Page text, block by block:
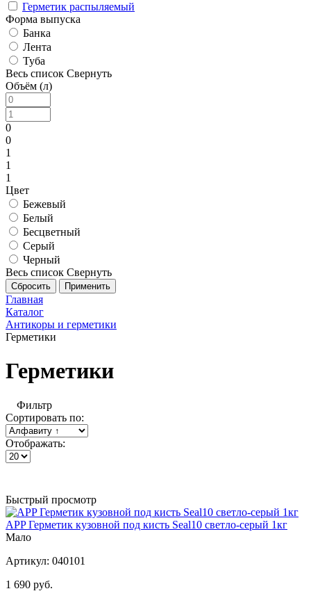
Герметик распыляемый
Форма выпуска
Банка
Лента
Туба
Весь список Свернуть
Объём (л)
0
0
1
1
1
Цвет
Бежевый
Белый
Бесцветный
Серый
Черный
Весь список Свернуть
Главная
Каталог
Антикоры и герметики
Герметики
Герметики
Фильтр
Сортировать по:
Отображать:
Быстрый просмотр
APP Герметик кузовной под кисть Seal10 светло-серый 1кг
Мало
Артикул: 040101
1 690 руб.